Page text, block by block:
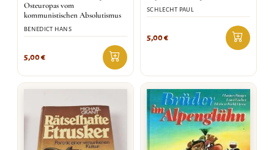
Osteuropas vom
kommunistischen Absolutismus
BENEDICT HANS
5,00€
SCHLECHT PAUL
5,00€